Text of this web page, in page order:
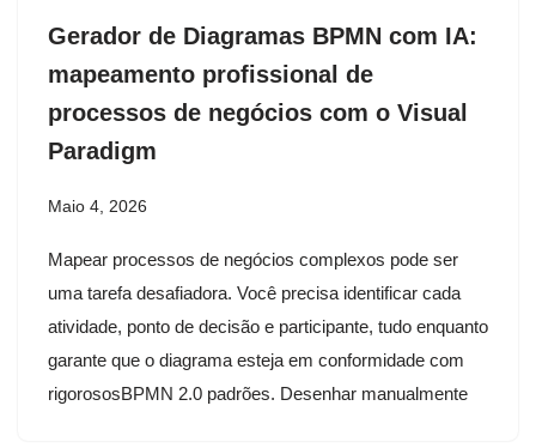
Gerador de Diagramas BPMN com IA:
mapeamento profissional de
processos de negócios com o Visual
Paradigm
Maio 4, 2026
Mapear processos de negócios complexos pode ser
uma tarefa desafiadora. Você precisa identificar cada
atividade, ponto de decisão e participante, tudo enquanto
garante que o diagrama esteja em conformidade com
rigorososBPMN 2.0 padrões. Desenhar manualmente